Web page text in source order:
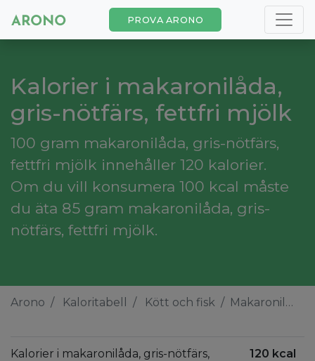
PROVA ARONO
Kalorier i makaronilåda,
gris-nötfärs, fettfri mjölk
100 gram makaronilåda, gris-nötfärs,
fettfri mjölk innehåller 120 kalorier.
Om du vill konsumera 100 kcal måste
du äta 85 gram makaronilåda, gris-
nötfärs, fettfri mjölk.
Arono Kaloritabell Kött och fisk Makaronilåda, gris-nötfärs, fettfri mjölk
Kalorier i makaronilåda, gris-nötfärs,
120 kcal